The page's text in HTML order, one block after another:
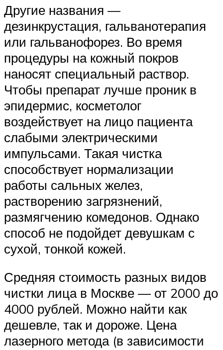
Другие названия —
дезинкрустация, гальванотерапия
или гальванофорез. Во время
процедуры на кожный покров
наносят специальный раствор.
Чтобы препарат лучше проник в
эпидермис, косметолог
воздействует на лицо пациента
слабыми электрическими
импульсами. Такая чистка
способствует нормализации
работы сальных желез,
растворению загрязнений,
размягчению комедонов. Однако
способ не подойдет девушкам с
сухой, тонкой кожей.
Средняя стоимость разных видов
чистки лица в Москве — от 2000 до
4000 рублей. Можно найти как
дешевле, так и дороже. Цена
лазерного метода (в зависимости